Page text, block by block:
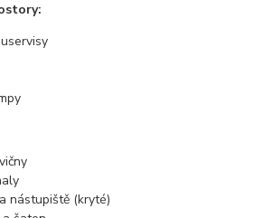
nástupiště (kryté)